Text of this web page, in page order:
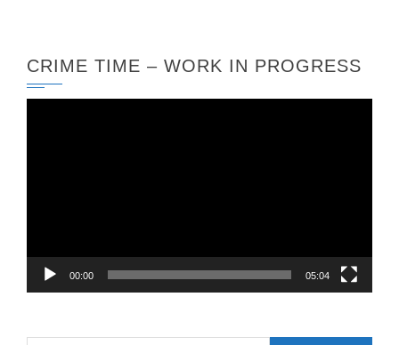
CRIME TIME – WORK IN PROGRESS
00:00 05:04